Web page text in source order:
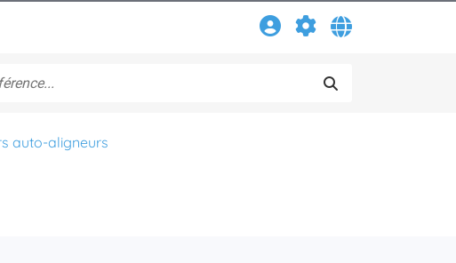
auto-aligneurs